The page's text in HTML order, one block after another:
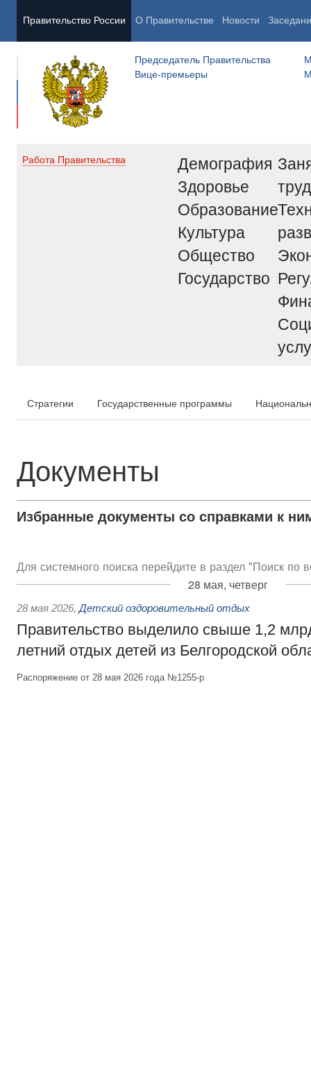
Правительство России О Правительстве Новости
Председатель Правительства
Вице-премьеры
Работа Правительства
Демография
Здоровье
Образование
Культура
Общество
Государство
труд
Стратегии Государственные программы
Документы
Избранные документы со справками к
Для системного поиска перейдите в раздел "Поиск по
28 мая, четверг
28 мая 2026, Детский оздоровительный отдых
Правительство выделило свыше 1,2
летний отдых детей из Белгородской
Распоряжение от 28 мая 2026 года №1255-р